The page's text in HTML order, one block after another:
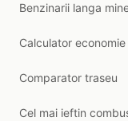
Benzinarii langa
Calculator economie
Comparator traseu
Cel mai ieftin